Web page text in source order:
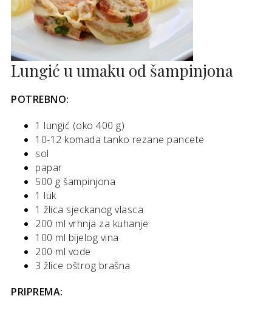
Lungić u umaku od šampinjona
POTREBNO:
1 lungić (oko 400 g)
10-12 komada tanko rezane pancete
sol
papar
500 g šampinjona
1 luk
1 žlica sjeckanog vlasca
200 ml vrhnja za kuhanje
100 ml bijelog vina
200 ml vode
3 žlice oštrog brašna
PRIPREMA: